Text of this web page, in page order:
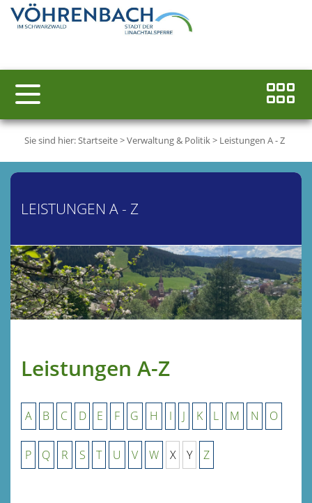
Sie sind hier:Startseite>Verwaltung & Politik> Leistungen A - Z
LEISTUNGEN A - Z
Leistungen A-Z
A B C D E F G H I J K L M N O
P Q R S T U V W X Y Z